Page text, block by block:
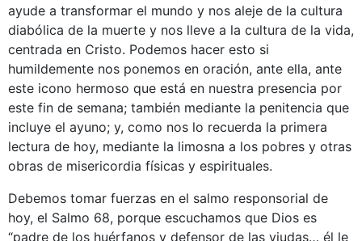
ayude a transformar el mundo y nos aleje de la cultura
diabólica de la muerte y nos lleve a la cultura de la vida,
centrada en Cristo. Podemos hacer esto si
humildemente nos ponemos en oración, ante ella, ante
este icono hermoso que está en nuestra presencia por
este fin de semana; también mediante la penitencia que
incluye el ayuno; y, como nos lo recuerda la primera
lectura de hoy, mediante la limosna a los pobres y otras
obras de misericordia físicas y espirituales.
Debemos tomar fuerzas en el salmo responsorial de
hoy, el Salmo 68, porque escuchamos que Dios es
“padre de los huérfanos y defensor de las viudas… él le